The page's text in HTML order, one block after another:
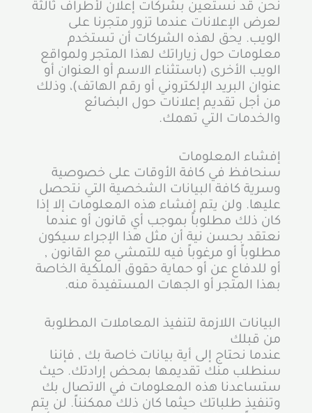
نحن قد نستعين بشركات إعلان لأطراف ثالثة
لعرض الإعلانات عندما تزور متجرنا على
الويب. يحق لهذه الشركات أن تستخدم
معلومات حول زياراتك لهذا المتجر ولمواقع
الويب الأخرى (باستثناء الاسم أو العنوان أو
عنوان البريد الإلكتروني أو رقم الهاتف)، وذلك
من أجل تقديم إعلانات حول البضائع
والخدمات التي تهمك.
إفشاء المعلومات
سنحافظ في كافة الأوقات على خصوصية
وسرية كافة البيانات الشخصية التي نتحصل
عليها. ولن يتم إفشاء هذه المعلومات إلا إذا
كان ذلك مطلوباً بموجب أي قانون أو عندما
نعتقد بحسن نية أن مثل هذا الإجراء سيكون
مطلوباً أو مرغوباً فيه للتمشي مع القانون ,
أو للدفاع عن أو حماية حقوق الملكية الخاصة
بهذا المتجر أو الجهات المستفيدة منه.
البيانات اللازمة لتنفيذ المعاملات المطلوبة
من قبلك
عندما نحتاج إلى أية بيانات خاصة بك , فإننا
سنطلب منك تقديمها بمحض إرادتك. حيث
ستساعدنا هذه المعلومات في الاتصال بك
وتنفيذ طلباتك حيثما كان ذلك ممكنناً. لن يتم